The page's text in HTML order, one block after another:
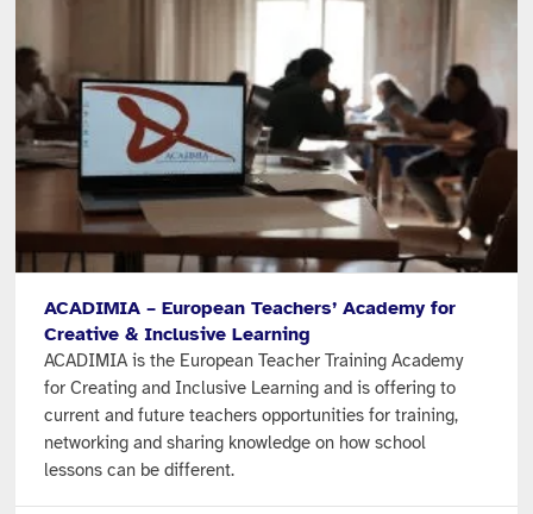
ACADIMIA – European Teachers’ Academy for
Creative & Inclusive Learning
ACADIMIA is the European Teacher Training Academy
for Creating and Inclusive Learning and is offering to
current and future teachers opportunities for training,
networking and sharing knowledge on how school
lessons can be different.